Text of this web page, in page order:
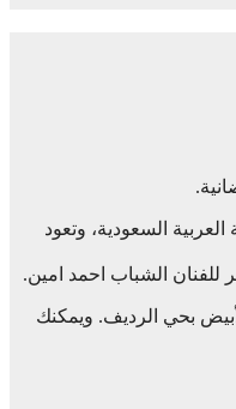
السعودية، وتعود
للفنان الشباب احمد امين.
بحي الرديف. ويمكنك